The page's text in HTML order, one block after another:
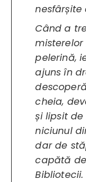
nesfârșite
Când a
pelerină,
ajuns în
cheia,
și lipsit
niciunul
dar de
capătă
Bibliotecii.